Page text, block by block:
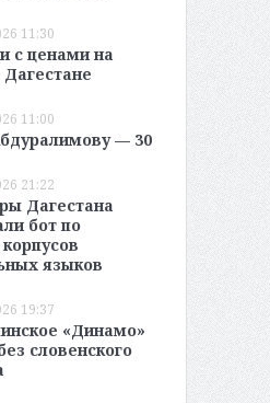
11:30
с ценами на
11:00
— 30
21:22
Дагестана
бот по
языков
19:37
«Динамо»
словенского